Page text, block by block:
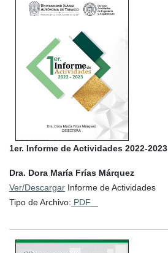
1er. Informe de Actividades 2022-2023
Dra. Dora María Frías Márquez
Ver/Descargar Informe de Actividades
Tipo de Archivo: PDF